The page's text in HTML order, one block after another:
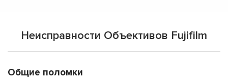
Неисправности Объективов Fujifilm
Общие поломки